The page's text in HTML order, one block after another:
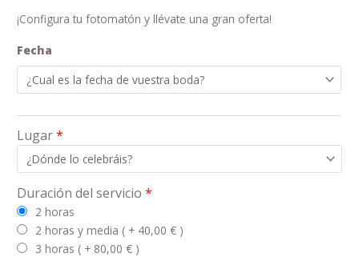
¡Configura tu fotomatón y llévate una gran oferta!
Fecha
Lugar*
Duración del servicio *
2 horas
2 horas y media ( + 40,00€ )
3 horas ( + 80,00€ )